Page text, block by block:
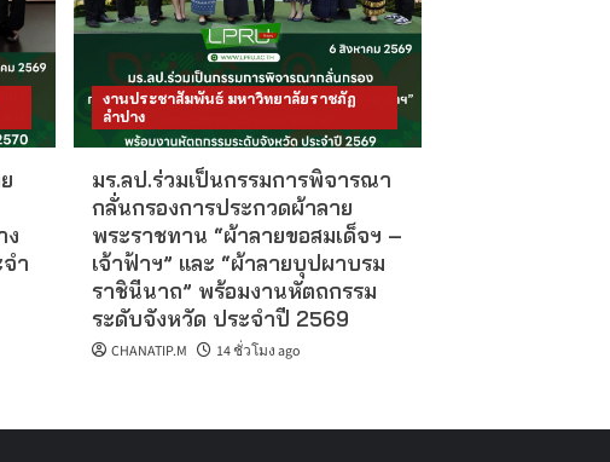
ง
ำ
งานประชาสัมพันธ์ มหาวิทยาลัยราชภัฏ
ลำปาง
มร.ลป.ร่วมเป็นกรรมการพิจารณา
กลั่นกรองการประกวดผ้าลาย
พระราชทาน “ผ้าลายขอสมเด็จฯ –
เจ้าฟ้าฯ” และ “ผ้าลายบุปผาบรม
ราชินีนาถ” พร้อมงานหัตถกรรม
ระดับจังหวัด ประจำปี 2569
CHANATIP.M 14 ชั่วโมง ago